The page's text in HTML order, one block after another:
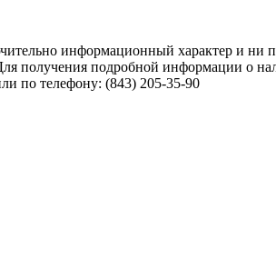
информационный характер и ни
получения подробной информации о
по телефону: (843) 205-35-90